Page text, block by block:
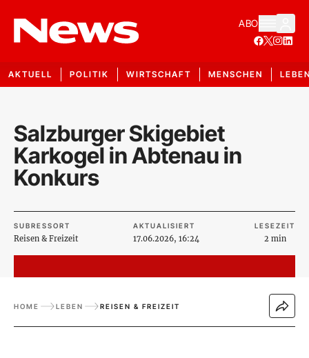
ABO
AKTUELL POLITIK WIRTSCHAFT MENSCHEN
Salzburger Skigebiet
Karkogel in Abtenau in
Konkurs
SUBRESSORT
Reisen & Freizeit
AKTUALISIERT
17.06.2026, 16:24
LESEZEIT
2 min
HOME LEBEN REISEN & FREIZEIT